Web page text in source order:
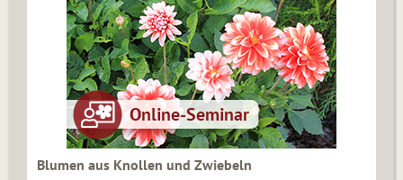
Blumen aus Knollen und Zwiebeln